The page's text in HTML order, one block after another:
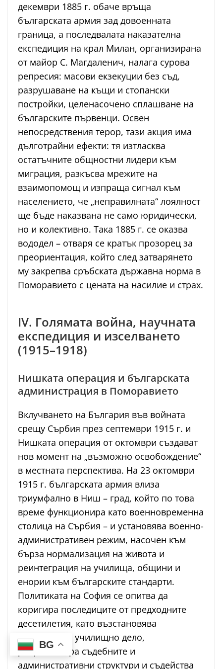
декември 1885 г. обаче връща
българската армия зад довоенната
граница, а последвалата наказателна
експедиция на крал Милан, организирана
от майор С. Магдаленич, налага сурова
репресия: масови екзекуции без съд,
разрушаване на къщи и стопански
постройки, целенасочено сплашване на
българските първенци. Освен
непосредствения терор, тази акция има
дълготрайни ефекти: тя изтласква
остатъчните общностни лидери към
миграция, разкъсва мрежите на
взаимопомощ и изпраща сигнал към
населението, че „неправилната“ лоялност
ще бъде наказвана не само юридически,
но и колективно. Така 1885 г. се оказва
вододел – отваря се кратък прозорец за
преориентация, който след затварянето
му закрепва сръбската държавна норма в
Поморавието с цената на насилие и страх.
IV. Голямата война, научната
експедиция и изселването
(1915–1918)
Нишката операция и българската
администрация в Поморавието
Вклучването на България във войната
срещу Сърбия през септември 1915 г. и
Нишката операция от октомври създават
нов момент на „възможно освобождение“
в местната перспектива. На 23 октомври
1915 г. българската армия влиза
триумфално в Ниш – град, който по това
време функционира като военновременна
столица на Сърбия – и установява военно-
административен режим, насочен към
бърза нормализация на живота и
реинтеграция на училища, общини и
енории към българските стандарти.
Политиката на София се опитва да
коригира последиците от предходните
десетилетия, като възстановява
българското училищно дело,
реорганизира съдебните и
административни структури и съдейства
BG